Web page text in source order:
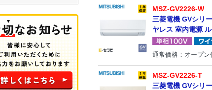
MSZ-GV2226-W
三菱電機 GVシリ
ヤレス 室内電源
通常価格：オープン
MSZ-GV2226-T
三菱電機 GVシリ